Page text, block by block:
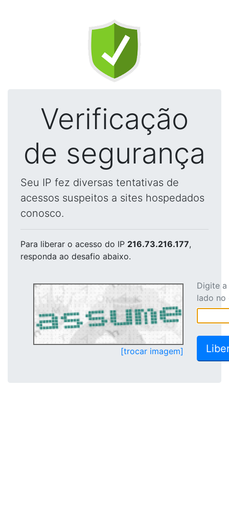
Verificação
de segurança
Seu IP fez diversas tentativas de
acessos suspeitos a sites hospedados
conosco.
Para liberar o acesso do IP 216.73.216.177,
responda ao desafio abaixo.
[trocar imagem]
Digite
lado no